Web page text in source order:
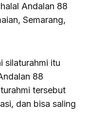
Andalan 88
Semarang,
silaturahmi itu
88
tersebut
dan bisa saling